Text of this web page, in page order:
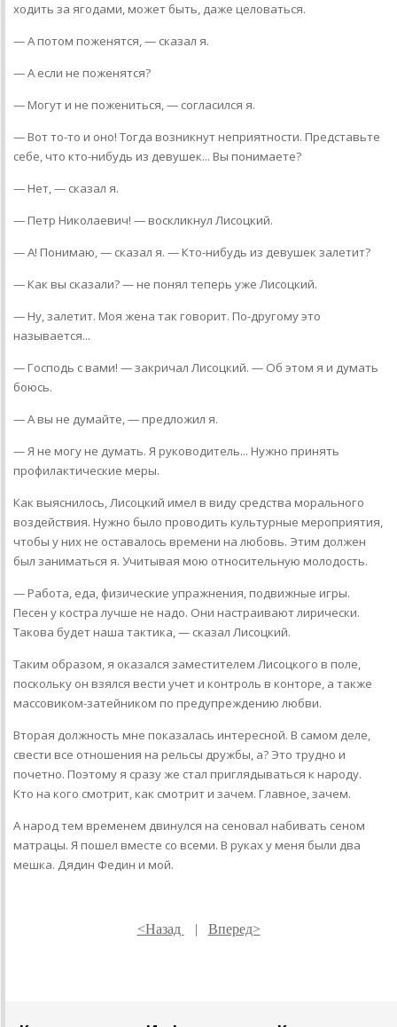
ходить за ягодами, может быть, даже целоваться.
— А потом поженятся, — сказал я.
— А если не поженятся?
— Могут и не пожениться, — согласился я.
— Вот то-то и оно! Тогда возникнут неприятности. Представьте
себе, что кто-нибудь из девушек... Вы понимаете?
— Нет, — сказал я.
— Петр Николаевич! — воскликнул Лисоцкий.
— А! Понимаю, — сказал я. — Кто-нибудь из девушек залетит?
— Как вы сказали? — не понял теперь уже Лисоцкий.
— Ну, залетит. Моя жена так говорит. По-другому это
называется...
— Господь с вами! — закричал Лисоцкий. — Об этом я и думать
боюсь.
— А вы не думайте, — предложил я.
— Я не могу не думать. Я руководитель... Нужно принять
профилактические меры.
Как выяснилось, Лисоцкий имел в виду средства морального
воздействия. Нужно было проводить культурные мероприятия,
чтобы у них не оставалось времени на любовь. Этим должен
был заниматься я. Учитывая мою относительную молодость.
— Работа, еда, физические упражнения, подвижные игры.
Песен у костра лучше не надо. Они настраивают лирически.
Такова будет наша тактика, — сказал Лисоцкий.
Таким образом, я оказался заместителем Лисоцкого в поле,
поскольку он взялся вести учет и контроль в конторе, а также
массовиком-затейником по предупреждению любви.
Вторая должность мне показалась интересной. В самом деле,
свести все отношения на рельсы дружбы, а? Это трудно и
почетно. Поэтому я сразу же стал приглядываться к народу.
Кто на кого смотрит, как смотрит и зачем. Главное, зачем.
А народ тем временем двинулся на сеновал набивать сеном
матрацы. Я пошел вместе со всеми. В руках у меня были два
мешка. Дядин Федин и мой.
<Назад | Вперед>